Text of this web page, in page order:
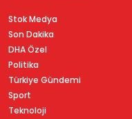
Stok Medya
Son Dakika
DHA Özel
Politika
Türkiye Gündemi
Sport
Teknoloji